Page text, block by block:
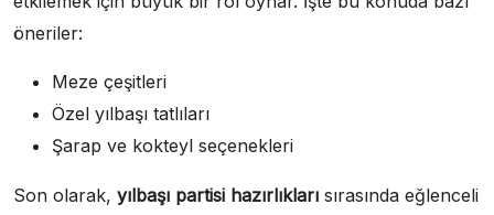
öneriler:
Meze çeşitleri
Özel yılbaşı tatlıları
Şarap ve kokteyl seçenekleri
Son olarak, yılbaşı partisi hazırlıkları sırasında eğlenceli